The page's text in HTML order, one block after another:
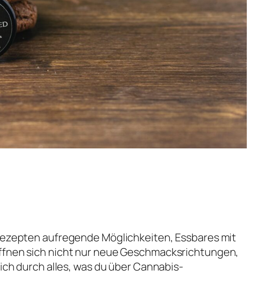
aufregende Möglichkeiten, Essbares mit
sich nicht nur neue Geschmacksrichtungen,
durch alles, was du über Cannabis-